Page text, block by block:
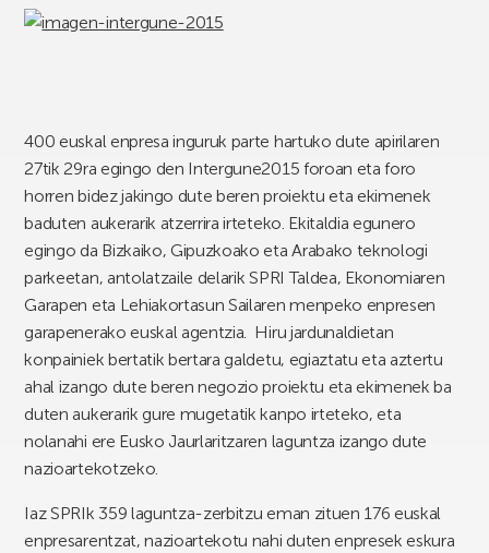
400 euskal enpresa inguruk parte hartuko dute apirilaren
27tik 29ra egingo den Intergune2015 foroan eta foro
horren bidez jakingo dute beren proiektu eta ekimenek
baduten aukerarik atzerrira irteteko. Ekitaldia egunero
egingo da Bizkaiko, Gipuzkoako eta Arabako teknologi
parkeetan, antolatzaile delarik SPRI Taldea, Ekonomiaren
Garapen eta Lehiakortasun Sailaren menpeko enpresen
garapenerako euskal agentzia. Hiru jardunaldietan
konpainiek bertatik bertara galdetu, egiaztatu eta aztertu
ahal izango dute beren negozio proiektu eta ekimenek ba
duten aukerarik gure mugetatik kanpo irteteko, eta
nolanahi ere Eusko Jaurlaritzaren laguntza izango dute
nazioartekotzeko.
Iaz SPRIk 359 laguntza-zerbitzu eman zituen 176 euskal
enpresarentzat, nazioartekotu nahi duten enpresek eskura